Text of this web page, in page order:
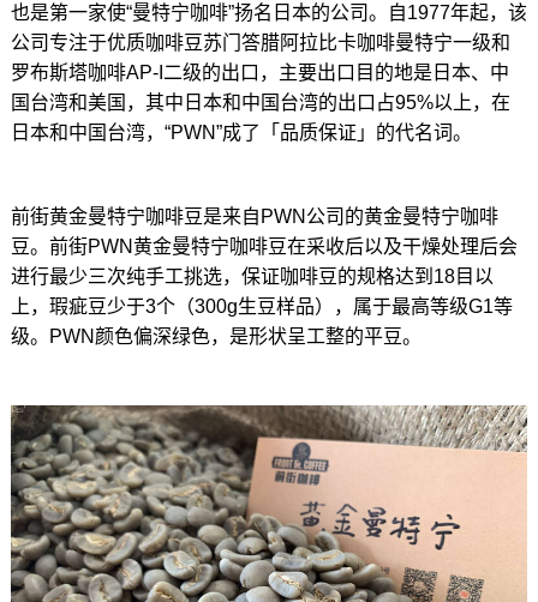
也是第一家使“曼特宁咖啡”扬名日本的公司。自1977年起，该
公司专注于优质咖啡豆苏门答腊阿拉比卡咖啡曼特宁一级和
罗布斯塔咖啡AP-I二级的出口，主要出口目的地是日本、中
国台湾和美国，其中日本和中国台湾的出口占95%以上，在
日本和中国台湾，“PWN”成了「品质保证」的代名词。
前街黄金曼特宁咖啡豆是来自PWN公司的黄金曼特宁咖啡
豆。前街PWN黄金曼特宁咖啡豆在采收后以及干燥处理后会
进行最少三次纯手工挑选，保证咖啡豆的规格达到18目以
上，瑕疵豆少于3个（300g生豆样品），属于最高等级G1等
级。PWN颜色偏深绿色，是形状呈工整的平豆。